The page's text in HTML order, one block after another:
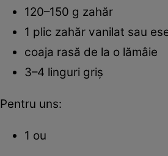
120–150 g zahăr
1 plic zahăr vanilat sau
coaja rasă de la o lămâie
3–4 linguri griș
Pentru uns:
1 ou